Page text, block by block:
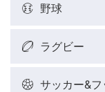
野球
ラグビー
サッカー&